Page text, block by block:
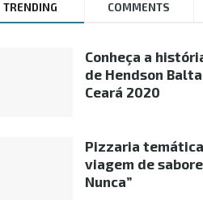
TRENDING COMMENTS
Conheça a
de Hendson
Ceará 2020
Pizzaria
viagem de
Nunca”